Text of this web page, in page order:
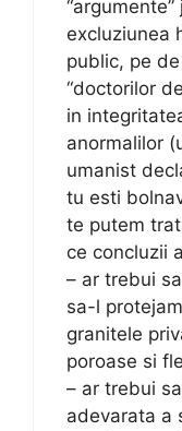
excluziunea
public, pe
“doctorilor
in
anormalilor
umanist
tu esti
te putem
ce concluzii
– ar trebui
sa-l
granitele
poroase si
– ar trebui
adevarata a